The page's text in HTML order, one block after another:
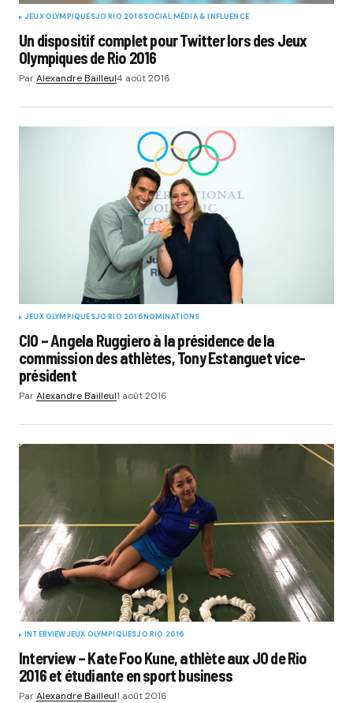
JEUX OLYMPIQUESJO RIO 2016SOCIAL MÉDIA & INFLUENCE
Un dispositif complet pour Twitter lors des Jeux
Olympiques de Rio 2016
ParAlexandre Bailleul4 août 2016
JEUX OLYMPIQUESJO RIO 2016NOMINATIONS
CIO – Angela Ruggiero à la présidence de la
commission des athlètes, Tony Estanguet vice-
président
ParAlexandre Bailleul1 août 2016
INTERVIEWJEUX OLYMPIQUESJO RIO 2016
Interview – Kate Foo Kune, athlète aux JO de Rio
2016 et étudiante en sport business
ParAlexandre Bailleul1 août 2016